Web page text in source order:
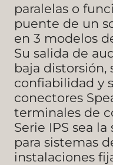
paralelas o
puente de un
en 3 modelos
Su salida de
baja distorsión,
confiabilidad y
conectores
terminales de
Serie IPS sea
para sistemas
instalaciones